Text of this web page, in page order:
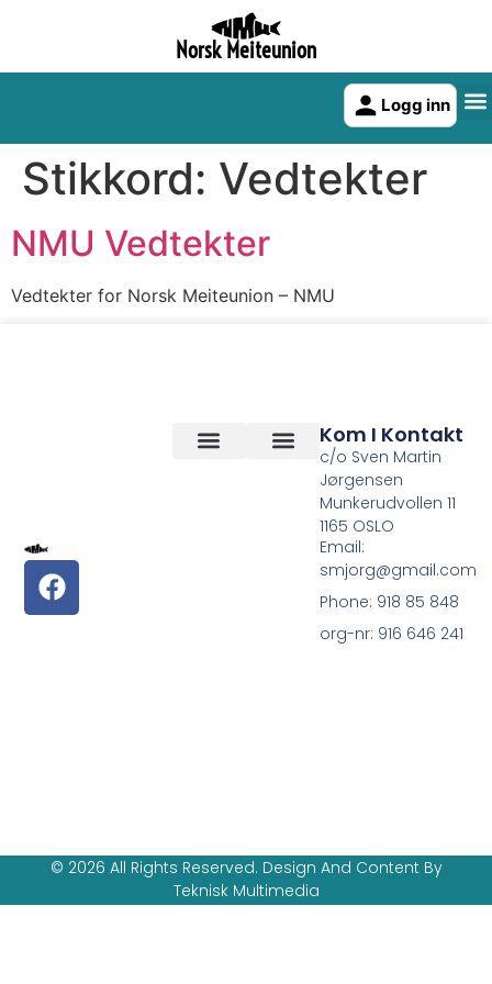
Norsk Meiteunion
Logg inn
Stikkord: Vedtekter
NMU Vedtekter
Vedtekter for Norsk Meiteunion – NMU
Kom I Kontakt
c/o Sven Martin
Jørgensen
Munkerudvollen 11
1165 OSLO
Email:
smjorg@gmail.com
Phone: 918 85 848
org-nr: 916 646 241
© 2026 All Rights Reserved. Design And Content By
Teknisk Multimedia